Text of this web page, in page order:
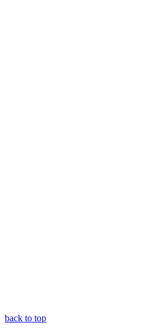
back to top